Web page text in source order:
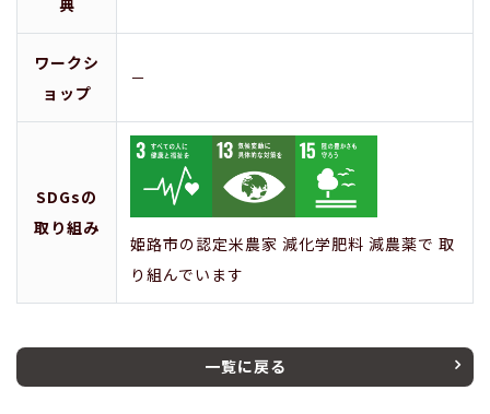
ワークシ
ョップ
－
SDGsの
取り組み
姫路市の認定米農家 減化学肥料 減農薬で 取
り組んでいます
一覧に戻る